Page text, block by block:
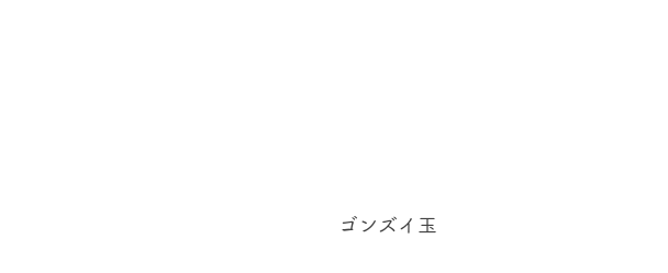
ゴンズイ玉